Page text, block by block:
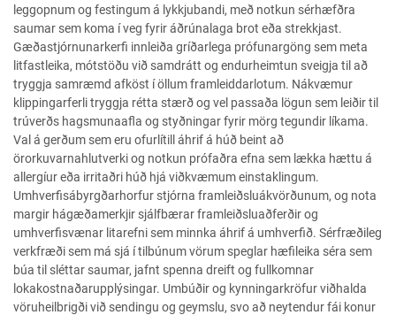
leggopnum og festingum á lykkjubandi, með notkun sérhæfðra
saumar sem koma í veg fyrir áðrúnalaga brot eða strekkjast.
Gæðastjórnunarkerfi innleiða gríðarlega prófunargöng sem meta
litfastleika, mótstöðu við samdrátt og endurheimtun sveigja til að
tryggja samræmd afköst í öllum framleiddarlotum. Nákvæmur
klippingarferli tryggja rétta stærð og vel passaða lögun sem leiðir til
trúverðs hagsmunaafla og styðningar fyrir mörg tegundir líkama.
Val á gerðum sem eru ofurlítill áhrif á húð beint að
örorkuvarnahlutverki og notkun prófaðra efna sem lækka hættu á
allergíur eða irritaðri húð hjá viðkvæmum einstaklingum.
Umhverfisábyrgðarhorfur stjórna framleiðsluákvörðunum, og nota
margir hágæðamerkjir sjálfbærar framleiðsluaðferðir og
umhverfisvænar litarefni sem minnka áhrif á umhverfið. Sérfræðileg
verkfræði sem má sjá í tilbúnum vörum speglar hæfileika séra sem
búa til sléttar saumar, jafnt spenna dreift og fullkomnar
lokakostnaðarupplýsingar. Umbúðir og kynningarkröfur viðhalda
vöruheilbrigði við sendingu og geymslu, svo að neytendur fái konur